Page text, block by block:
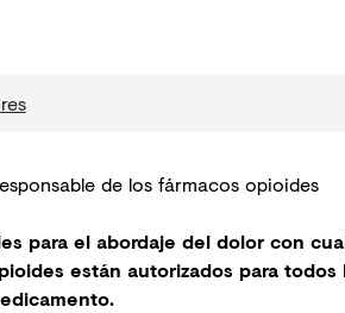
de los fármacos opioides
para el abordaje del dolor con
están autorizados para